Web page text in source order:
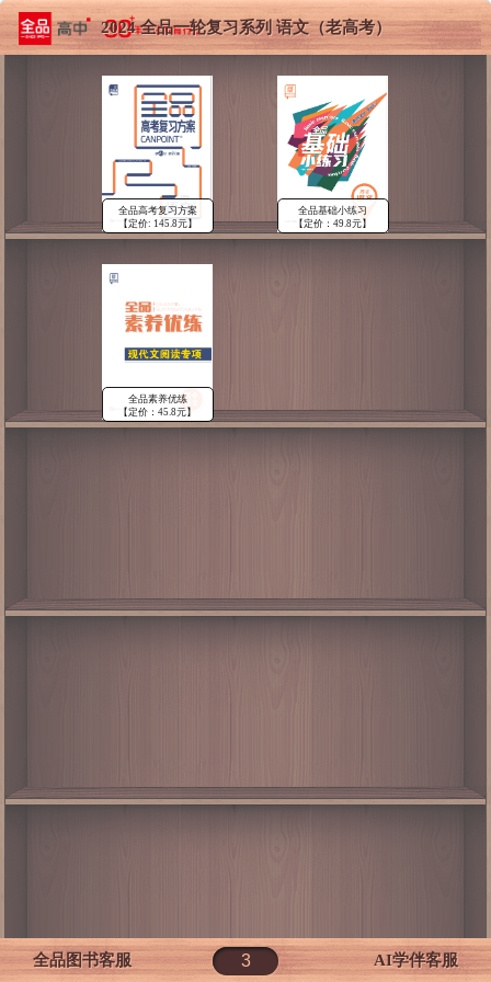
2024 全品一轮复习系列 语文（老高考）
全品高考复习方案
【定价: 145.8元】
全品基础小练习
【定价：49.8元】
全品素养优练
【定价：45.8元】
全品图书客服 AI学伴客服